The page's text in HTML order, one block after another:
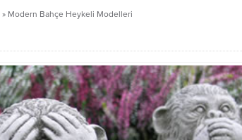
» Modern Bahçe Heykeli Modelleri